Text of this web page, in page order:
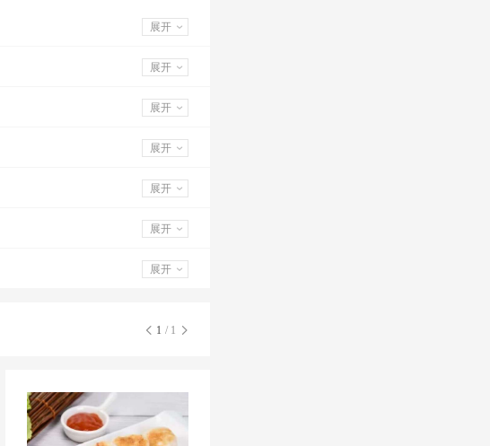
展开
展开
展开
展开
展开
展开
展开
1 / 1